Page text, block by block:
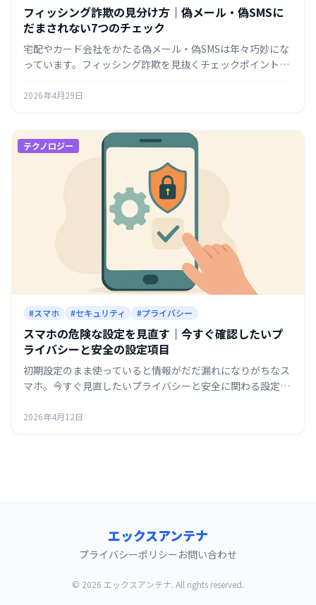
フィッシング詐欺の見分け方｜偽メール・偽SMSに
だまされない7つのチェック
宅配やカード会社をかたる偽メール・偽SMSは年々巧妙にな
っています。フィッシング詐欺を見抜くチェックポイント
2026年4月29日
テクノロジー
#スマホ #セキュリティ #プライバシー
スマホの危険な設定を見直す｜今すぐ確認したいプ
ライバシーと安全の設定項目
初期設定のまま使っていると情報がだだ漏れになりがちなス
マホ。今すぐ見直したいプライバシーと安全に関わる設定項
2026年4月12日
エックスアンテナ
プライバシーポリシー お問い合わせ
© 2026 エックスアンテナ. All rights reserved.